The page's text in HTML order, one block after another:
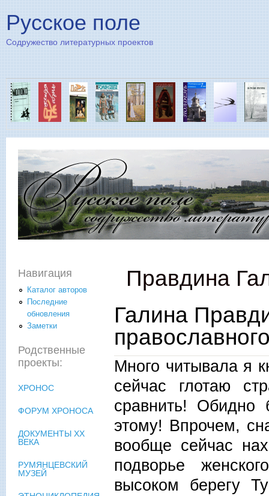
Русское поле
Содружество литературных проектов
Правдина
Галина
Много читывала я
сейчас глотаю
сравнить!
этому! Впрочем,
вообще сейчас
подворье
высоком берегу
Навигация
Каталог авторов
Последние
обновления
Заметки
Родственные
проекты:
ХРОНОС
ФОРУМ ХРОНОСА
ДОКУМЕНТЫ XX
ВЕКА
РУМЯНЦЕВСКИЙ
МУЗЕЙ